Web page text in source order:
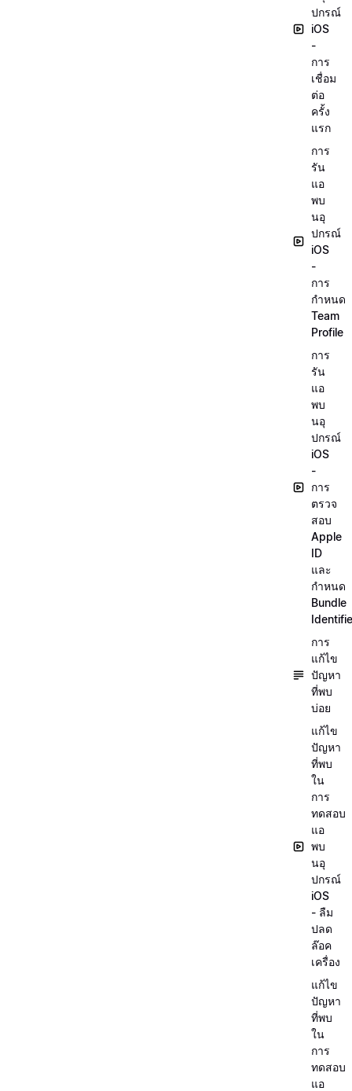
ปกรณ์
iOS
-
การ
เชื่อม
ต่อ
ครั้ง
แรก
การ
รัน
แอ
พบ
นอุ
ปกรณ์
iOS
-
การ
กำหนด
Team
Profile
การ
รัน
แอ
พบ
นอุ
ปกรณ์
iOS
-
การ
ตรวจ
สอบ
Apple
ID
และ
กำหนด
Bundle
การ
แก้ไข
ปัญหา
ที่พบ
บ่อย
แก้ไข
ปัญหา
ที่พบ
ใน
การ
ทดสอบ
แอ
พบ
นอุ
ปกรณ์
iOS
- ลืม
ปลด
ล๊อค
เครื่อง
แก้ไข
ปัญหา
ที่พบ
ใน
การ
ทดสอบ
แอ